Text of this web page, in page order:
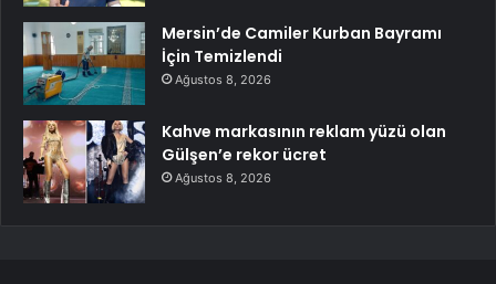
Mersin’de Camiler Kurban Bayramı
İçin Temizlendi
Ağustos 8, 2026
Kahve markasının reklam yüzü olan
Gülşen’e rekor ücret
Ağustos 8, 2026